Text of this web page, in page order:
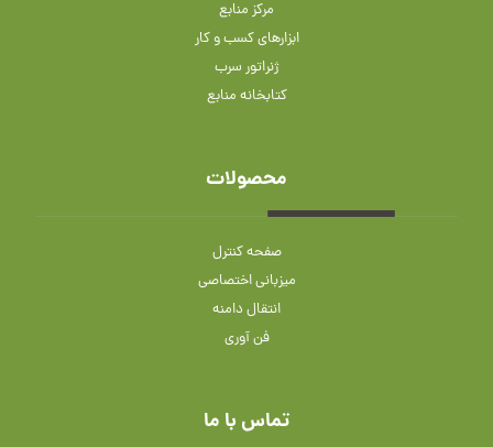
مرکز منابع
ابزارهای کسب و کار
ژنراتور سرب
کتابخانه منابع
محصولات
صفحه کنترل
میزبانی اختصاصی
انتقال دامنه
فن آوری
تماس با ما